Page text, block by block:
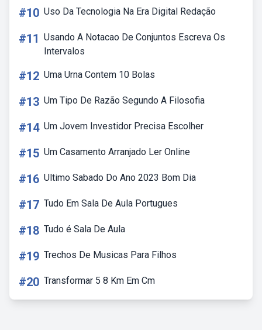
#10 Uso Da Tecnologia Na Era Digital Redação
#11 Usando A Notacao De Conjuntos Escreva Os
Intervalos
#12 Uma Urna Contem 10 Bolas
#13 Um Tipo De Razão Segundo A Filosofia
#14 Um Jovem Investidor Precisa Escolher
#15 Um Casamento Arranjado Ler Online
#16 Ultimo Sabado Do Ano 2023 Bom Dia
#17 Tudo Em Sala De Aula Portugues
#18 Tudo é Sala De Aula
#19 Trechos De Musicas Para Filhos
#20 Transformar 5 8 Km Em Cm